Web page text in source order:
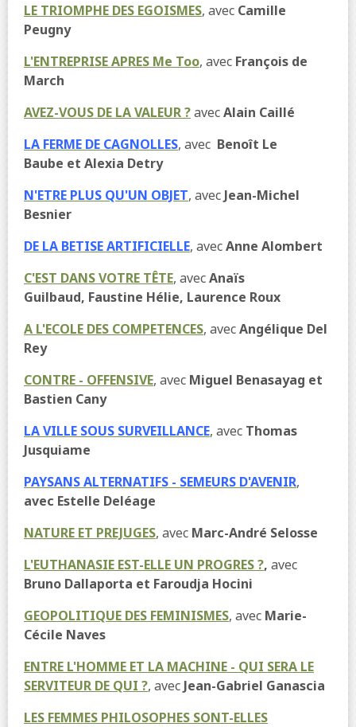
LE TRIOMPHE DES EGOISMES, avec Camille
Peugny
L'ENTREPRISE APRES Me Too, avec François de
March
AVEZ-VOUS DE LA VALEUR ?avecAlain Caillé
LA FERME DE CAGNOLLES, avec Benoît Le
Baube et Alexia Detry
N'ETRE PLUS QU'UN OBJET, avec Jean-Michel
Besnier
DE LA BETISE ARTIFICIELLE, avecAnne Alombert
C'EST DANS VOTRE TÊTE, avecAnaïs
Guilbaud, Faustine Hélie, Laurence Roux
A L'ECOLE DES COMPETENCES, avecAngélique Del
Rey
CONTRE - OFFENSIVE, avec Miguel Benasayag et
Bastien Cany
LA VILLE SOUS SURVEILLANCE, avec Thomas
Jusquiame
PAYSANS ALTERNATIFS - SEMEURS D'AVENIR,
avec Estelle Deléage
NATURE ET PREJUGES, avec Marc-André Selosse
L'EUTHANASIE EST-ELLE UN PROGRES ?, avec
Bruno Dallaporta et Faroudja Hocini
GEOPOLITIQUE DES FEMINISMES, avec Marie-
Cécile Naves
ENTRE L'HOMME ET LA MACHINE - QUI SERA LE
SERVITEUR DE QUI ?, avec Jean-Gabriel Ganascia
LES FEMMES PHILOSOPHES SONT-ELLES